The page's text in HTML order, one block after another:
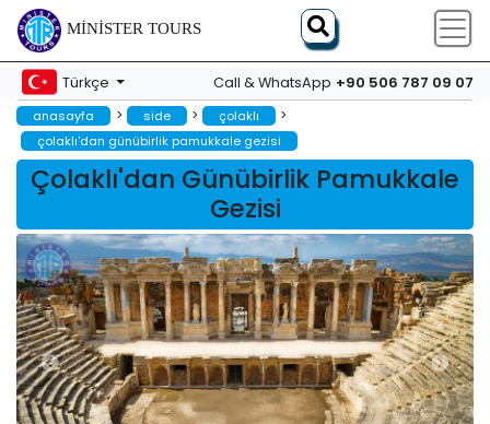
MINISTER TOURS
Türkçe Call & WhatsApp +90 506 787 09 07
anasayfa > side > çolaklı >
çolaklı'dan günübirlik pamukkale gezisi
Çolaklı'dan Günübirlik Pamukkale
Gezisi